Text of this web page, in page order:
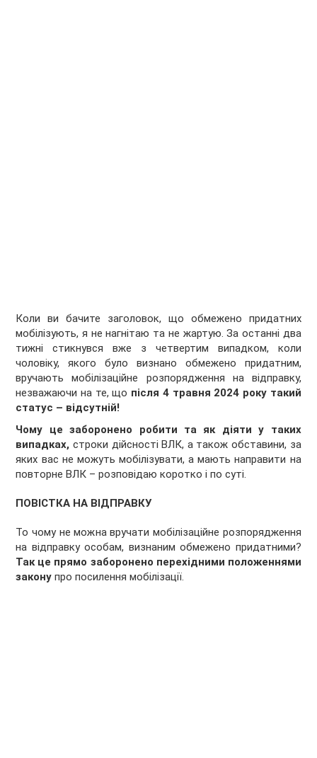
Коли ви бачите заголовок, що обмежено придатних
мобілізують, я не нагнітаю та не жартую. За останні два
тижні стикнувся вже з четвертим випадком, коли
чоловіку, якого було визнано обмежено придатним,
вручають мобілізаційне розпорядження на відправку,
незважаючи на те, що після 4 травня 2024 року такий
статус – відсутній!
Чому це заборонено робити та як діяти у таких
випадках, строки дійсності ВЛК, а також обставини, за
яких вас не можуть мобілізувати, а мають направити на
повторне ВЛК – розповідаю коротко і по суті.
ПОВІСТКА НА ВІДПРАВКУ
То чому не можна вручати мобілізаційне розпорядження
на відправку особам, визнаним обмежено придатними?
Так це прямо заборонено перехідними положеннями
законупро посилення мобілізації.